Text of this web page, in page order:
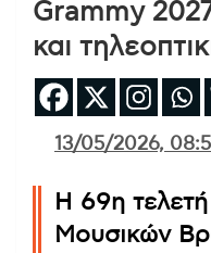
Grammy
και
13/05/2026,
Η 69η
Μουσικών